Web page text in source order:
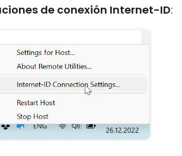
de conexión Internet-ID: